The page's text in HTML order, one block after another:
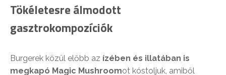
Tökéletesre álmodott
gasztrokompozíciók
Burgerek közül előbb az ízében és illatában is
megkapó Magic Mushroomot kóstoljuk, amiből